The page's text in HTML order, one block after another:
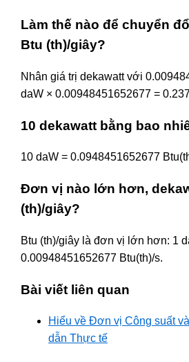
Làm thế nào để chuyển
Btu (th)/giây?
Nhân giá trị dekawatt với
daW × 0.00948451652677 =
10 dekawatt bằng bao
10 daW = 0.0948451652677
Đơn vị nào lớn hơn,
(th)/giây?
Btu (th)/giây là đơn vị lớn hơn: 1
0.00948451652677 Btu(th)/s.
Bài viết liên quan
Hiểu về Đơn vị Công suất
dẫn Thực tế